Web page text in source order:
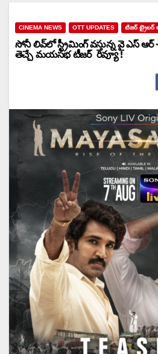
CINEMA NEWS OTT UPDATES టిజర్ ట్రైలర్
సోనీ లివ్‌లో స్ట్రీమింగ్ వస్తున్న వై ఎస్ ఆర్ –
తెచ్చే మయసభ టీజర్ రివ్యూ !